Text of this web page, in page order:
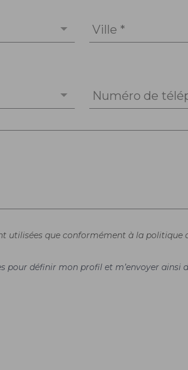
Ville *
Numéro de
utilisées que conformément à la politique
pour définir mon profil et m’envoyer